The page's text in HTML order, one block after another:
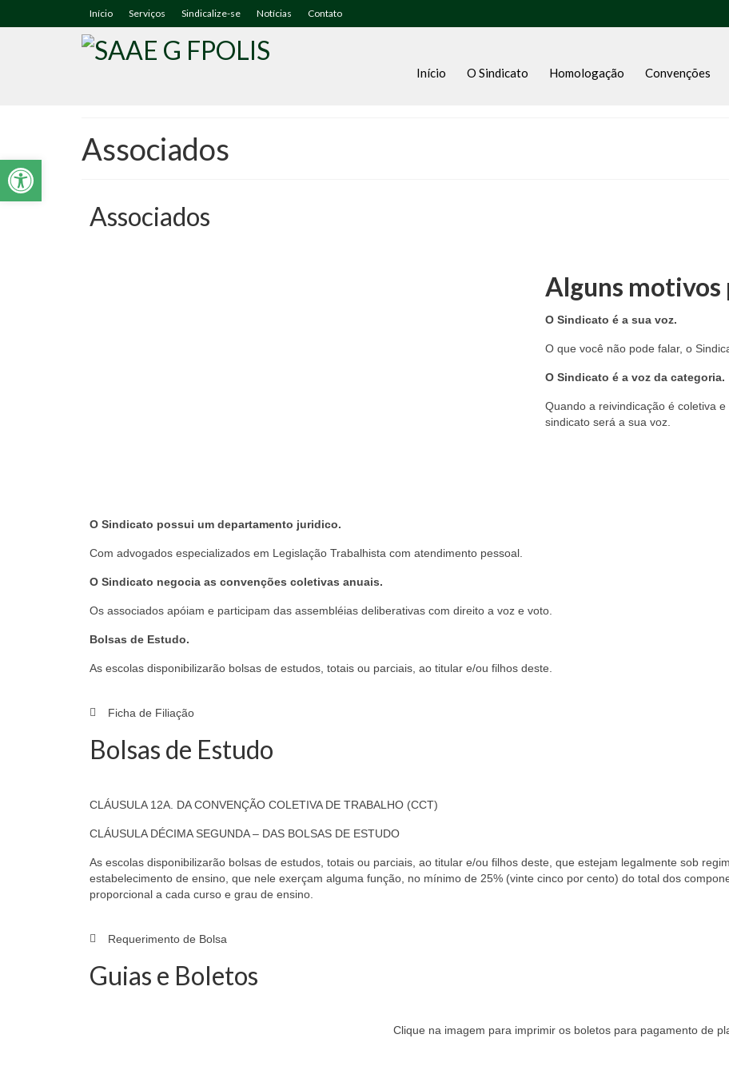
Início Serviços Sindicalize-se Notícias Contato
Início O Sindicato Homologação Convenções
Associados
Associados
Alguns motivos
O Sindicato é a sua voz.
O que você não pode falar, o
O Sindicato é a voz da categoria.
Quando a reivindicação é coletiva
sindicato será a sua voz.
O Sindicato possui um departamento juridico.
Com advogados especializados em Legislação Trabalhista com atendimento pessoal.
O Sindicato negocia as convenções coletivas anuais.
Os associados apóiam e participam das assembléias deliberativas com direito a voz e voto.
Bolsas de Estudo.
As escolas disponibilizarão bolsas de estudos, totais ou parciais, ao titular e/ou filhos deste.
Ficha de Filiação
Bolsas de Estudo
CLÁUSULA 12A. DA CONVENÇÃO COLETIVA DE TRABALHO (CCT)
CLÁUSULA DÉCIMA SEGUNDA – DAS BOLSAS DE ESTUDO
As escolas disponibilizarão bolsas de estudos, totais ou parciais, ao titular e/ou filhos deste, que estejam legalmente sob
estabelecimento de ensino, que nele exerçam alguma função, no mínimo de 25% (vinte cinco por cento) do total dos
proporcional a cada curso e grau de ensino.
Requerimento de Bolsa
Guias e Boletos
Clique na imagem para imprimir os boletos para pagamento de
Abrir a barra de ferramentas